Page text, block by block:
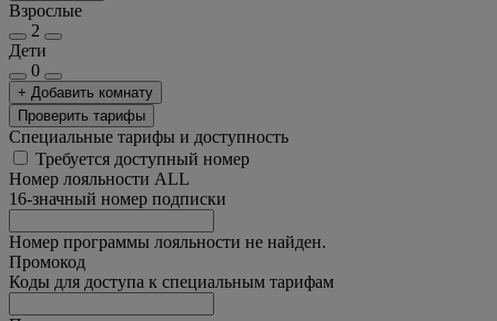
Взрослые
2
Дети
0
+ Добавить комнату
Проверить тарифы
Специальные тарифы и доступность
Требуется доступный номер
Номер лояльности ALL
16-значный номер подписки
Номер программы лояльности не найден.
Промокод
Коды для доступа к специальным тарифам